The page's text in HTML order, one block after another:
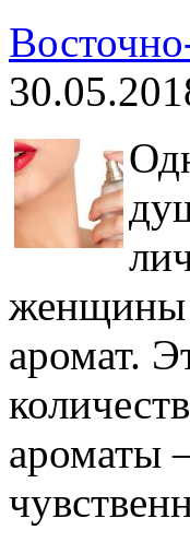
женщины
аромат.
ароматы